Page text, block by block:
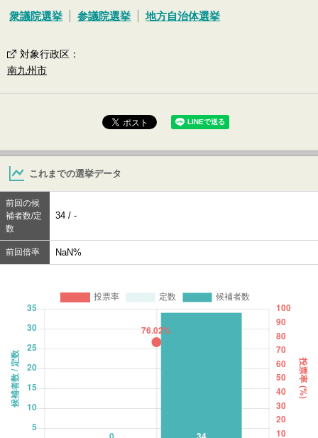
衆議院選挙 参議院選挙 地方自治体選挙
対象行政区 ：
南九州市
これまでの選挙データ
前回の候
補者数/定
数
34 / -
前回倍率 NaN%